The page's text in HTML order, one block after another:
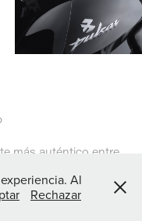
más auténtico entre
Al
Rechazar